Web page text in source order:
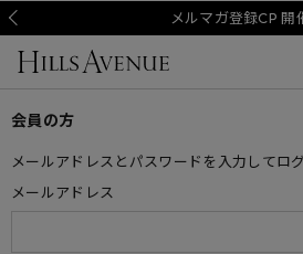
メルマガ登録CP 開
会員の方
メールアドレスとパスワードを入力してロ
メールアドレス